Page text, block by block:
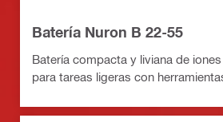
Batería Nuron B 22-55
Batería compacta y liviana de
para tareas ligeras con